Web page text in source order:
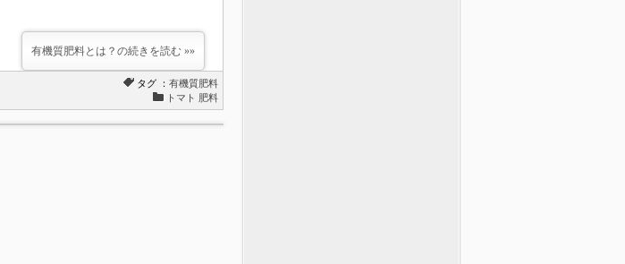
有機質肥料とは？の続きを読む »»
タグ ： 有機質肥料
トマト 肥料